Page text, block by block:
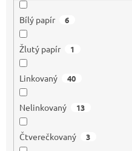
Bílý papír 6
Žlutý papír 1
Linkovaný 40
Nelinkovaný 13
Čtverečkovaný 3